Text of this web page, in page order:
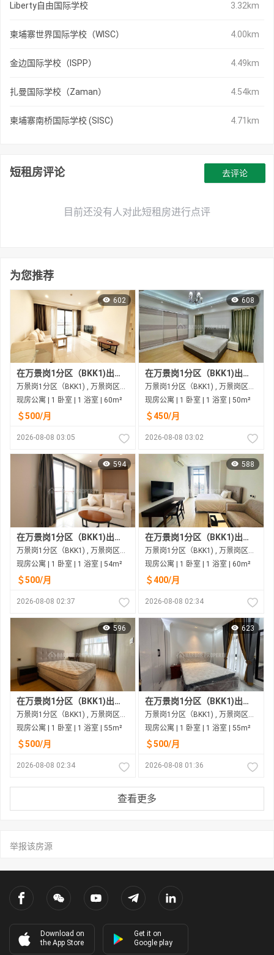
Liberty自由国际学校 3.32km
柬埔寨世界国际学校（WISC） 4.00km
金边国际学校（ISPP） 4.49km
扎曼国际学校（Zaman） 4.54km
柬埔寨南桥国际学校 (SISC) 4.71km
短租房评论
目前还没有人对此短租房进行点评
去评论
为您推荐
602
在万景岗1分区（BKK1)出租的现房公寓
万景岗1分区（BKK1) , 万景岗区（BKK) , 金边市
现房公寓 | 1 卧室 | 1 浴室 | 60m²
＄500/月
2026-08-08 03:05
608
在万景岗1分区（BKK1)出租的现房公寓
万景岗1分区（BKK1) , 万景岗区（BKK) , 金边市
现房公寓 | 1 卧室 | 1 浴室 | 50m²
＄450/月
2026-08-08 03:02
594
在万景岗1分区（BKK1)出租的现房公寓
万景岗1分区（BKK1) , 万景岗区（BKK) , 金边市
现房公寓 | 1 卧室 | 1 浴室 | 54m²
＄500/月
2026-08-08 02:37
588
在万景岗1分区（BKK1)出租的现房公寓
万景岗1分区（BKK1) , 万景岗区（BKK) , 金边市
现房公寓 | 1 卧室 | 1 浴室 | 60m²
＄400/月
2026-08-08 02:34
596
在万景岗1分区（BKK1)出租的现房公寓
万景岗1分区（BKK1) , 万景岗区（BKK) , 金边市
现房公寓 | 1 卧室 | 1 浴室 | 55m²
＄500/月
2026-08-08 02:34
623
在万景岗1分区（BKK1)出租的现房公寓
万景岗1分区（BKK1) , 万景岗区（BKK) , 金边市
现房公寓 | 1 卧室 | 1 浴室 | 55m²
＄500/月
2026-08-08 01:36
查看更多
举报该房源
Download on
the App Store
Get it on
Google play